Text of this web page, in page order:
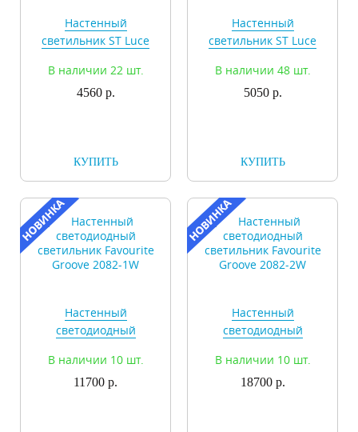
Настенный
светильник ST Luce
В наличии 22 шт.
4560 р.
КУПИТЬ
Настенный
светильник ST Luce
В наличии 48 шт.
5050 р.
КУПИТЬ
Настенный
светодиодный
Groove 2082-1W
В наличии 10 шт.
11700 р.
Настенный
светодиодный
Groove 2082-2W
В наличии 10 шт.
18700 р.